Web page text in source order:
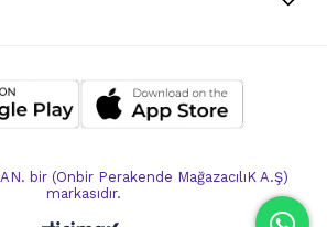
bir (Onbir Perakende MağazacılıK A.Ş)
markasıdır.